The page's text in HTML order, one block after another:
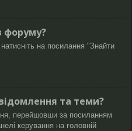
форуму?
на посилання "Знайти
та теми?
перейшовши за посиланням
керування на головній